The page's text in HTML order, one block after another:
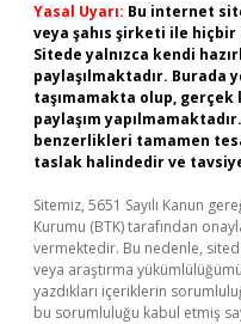
Yasal Uyarı: Bu internet
veya şahıs şirketi ile hiçbir
Sitede yalnızca kendi
paylaşılmaktadır.
taşımamakta olup,
paylaşım
benzerlikleri tamamen
taslak halindedir ve
Sitemiz, 5651 Sayılı Kanun
Kurumu (BTK) tarafından
vermektedir. Bu nedenle,
veya araştırma
yazdıkları içeriklerin
bu sorumluluğu kabul etmiş